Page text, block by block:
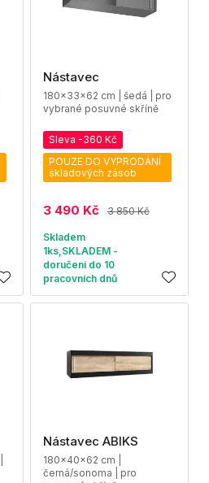
Nástavec
180x33x62 cm | šedá | pro
vybrané posuvné skříně
Sleva -360 Kč
POUZE DO VYPRODÁNÍ
skladových zásob
3 490 Kč 3 850 Kč
Skladem
1ks,SKLADEM -
doručení do 10
pracovních dnů
Nástavec ABIKS
180x40x62 cm |
černá/sonoma | pro